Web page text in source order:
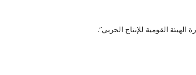
القومية للإنتاج الحربي”.